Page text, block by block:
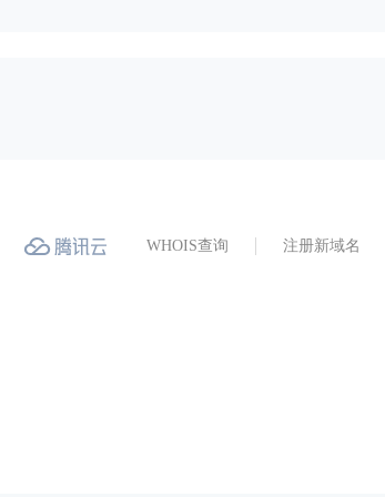
WHOIS查询 注册新域名